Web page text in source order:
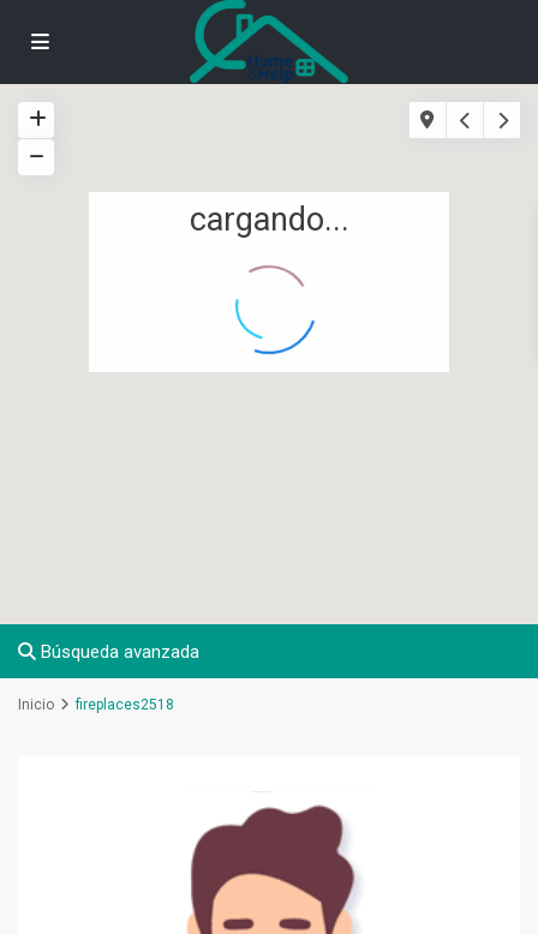
cargando...
Búsqueda avanzada
Inicio fireplaces2518